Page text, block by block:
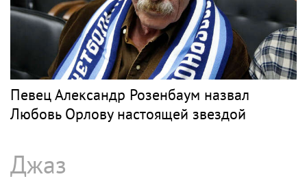
Певец Александр Розенбаум назвал
Любовь Орлову настоящей звездой
Джаз